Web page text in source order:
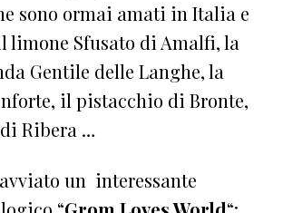
sono ormai amati in Italia e
limone Sfusato di Amalfi, la
Gentile delle Langhe, la
il pistacchio di Bronte,
Ribera …
un interessante